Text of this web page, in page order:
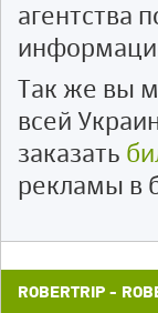
агентства
Так же вы
всей
заказать
рекламы в
ROBERTRIP -